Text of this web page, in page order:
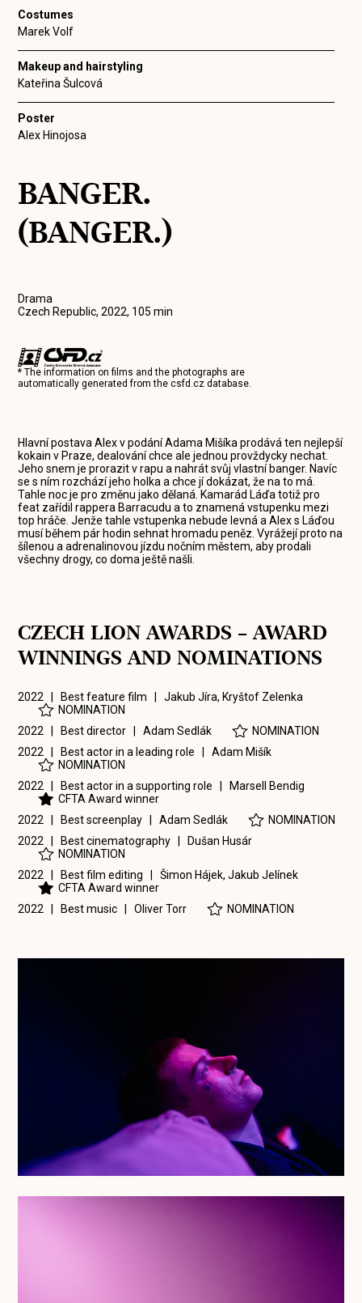
Costumes
Marek Volf
Makeup and hairstyling
Kateřina Šulcová
Poster
Alex Hinojosa
BANGER.
(BANGER.)
Drama
Czech Republic, 2022, 105 min
* The information on films and the photographs are
automatically generated from thecsfd.cz database.
Hlavní postava Alex v podání Adama Mišíka prodává ten nejlepší
kokain v Praze, dealování chce ale jednou provždycky nechat.
Jeho snem je prorazit v rapu a nahrát svůj vlastní banger. Navíc
se s ním rozchází jeho holka a chce jí dokázat, že na to má.
Tahle noc je pro změnu jako dělaná. Kamarád Láďa totiž pro
feat zařídil rappera Barracudu a to znamená vstupenku mezi
top hráče. Jenže tahle vstupenka nebude levná a Alex s Láďou
musí během pár hodin sehnat hromadu peněz. Vyrážejí proto na
šílenou a adrenalinovou jízdu nočním městem, aby prodali
všechny drogy, co doma ještě našli.
CZECH LION AWARDS – AWARD
WINNINGS AND NOMINATIONS
2022 | Best feature film |Jakub Jíra, Kryštof Zelenka
NOMINATION
2022 | Best director |Adam Sedlák
NOMINATION
2022 | Best actor in a leading role |Adam Mišík
NOMINATION
2022 | Best actor in a supporting role | Marsell Bendig
CFTA Award winner
2022 | Best screenplay |Adam Sedlák
NOMINATION
2022 | Best cinematography | Dušan Husár
NOMINATION
2022 | Best film editing |Šimon Hájek,Jakub Jelínek
CFTA Award winner
2022 | Best music |Oliver Torr NOMINATION